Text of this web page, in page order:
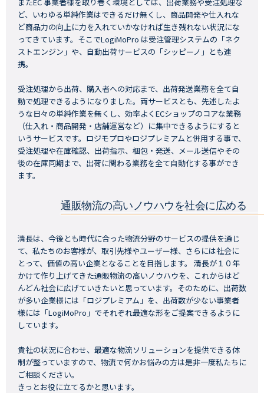
ど、いわゆる単純作業はできるだけ無くし、商品開発や仕入れな
ど商品力の向上に力を入れていかなければ生き残れない状況にな
ってきています。そこでLogiMoPro は受注管理システムの「ネク
ストエンジン」や、自動出荷サービスの「シッピーノ」とも連
携。
受注処理から出荷、購入者への対応まで、出荷発送業務を全て自
動で処理できるようになりました。両サービスとも、先述したよ
うな日々の単純作業を無くし、効率よくECショップのコアな業務
（仕入れ・商品開発・店舗運営など）に集中できるようにすると
いうサービスです。ロジモプロやロジプレミアムと併用する事で、
受注処理や在庫確認、出荷指示、梱包・発送、メール送信やその
後の在庫同期まで、出荷に関わる業務を全て自動化する事ができ
ます。
通販物流の高いノウハウを社会に広める
清長は、今後とも時代に合った物流分野のサービスの提供を通じ
て、私たちのお客様が、取引先様やユーザー様、さらには社会に
とって、価値の高い企業となることを目指します。 清長が１０年
かけて作り上げてきた通販物流の高いノウハウを、これからはど
んどん社会に広げていきたいと思っています。そのために、出荷数
が多い企業様には「ロジプレミアム」を、出荷数が少ない事業者
様には「LogiMoPro」でそれぞれ最適な形をご提案できるように
しています。
貴社の状況に合わせ、最適な物流ソリューションを提供できる体
制が整っていますので、物流で何かお悩みの方は是非一度私たちに
ご相談ください。
きっとお役に立てるかと思います。